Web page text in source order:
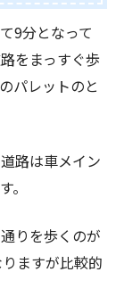
9分となって
をまっすぐ歩
パレットのと
路は車メイン
。
りを歩くのが
ますが比較的